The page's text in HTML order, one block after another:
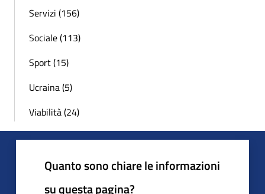
Servizi (156)
Sociale (113)
Sport (15)
Ucraina (5)
Viabilità (24)
Quanto sono chiare le informazioni
su questa pagina?